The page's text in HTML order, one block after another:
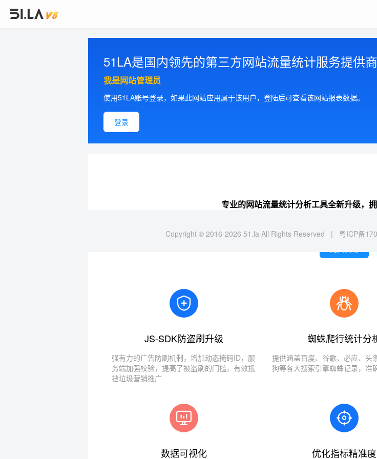
51LA是国内领先的第三方网站流量统计服务提供
我是网站管理员
使用51LA账号登录，如果此网站应用属于该用户，登陆后可查看该网站报表数据。
登录
专业的网站流量统计分析工具全新升级，
JS-SDK防盗刷升级
强有力的广告防刷机制，增加动态掩码ID，服
务端加强校验，提高了被盗刷的门槛，有效抵
挡垃圾营销推广
蜘蛛爬行统计分
提供涵盖百度、谷歌、必应、头
狗等各大搜索引擎蜘蛛记录，准
数据可视化 优化指标精准度
Copyright © 2016-2026 51.la All Rights Reserved | 粤ICP备